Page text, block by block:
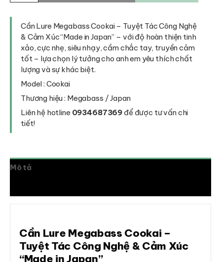
Megabass
Cookai
lượng
Cần Lure Megabass Cookai – Tuyệt Tác Công Nghệ
& Cảm Xúc “Made in Japan” – với độ hoàn thiện tinh
xảo, cực nhẹ, siêu nhạy, cầm chắc tay, truyền cảm
tốt – lựa chọn lý tưởng cho anh em yêu thích chất
lượng và sự khác biệt.
Model : Cookai
Thương hiệu : Megabass / Japan
Liên hệ hotline 0934687369 để được tư vấn chi
tiết!
Mô tả
Cần Lure Megabass Cookai –
Tuyệt Tác Công Nghệ & Cảm Xúc
“Made in Japan”